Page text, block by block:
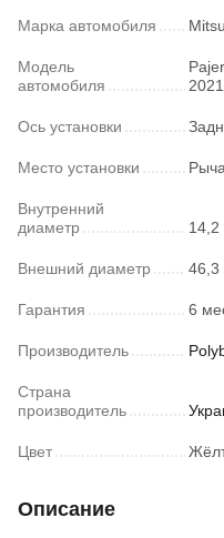
Марка автомобиля
Модель
автомобиля
Ось установки
Место установки
Внутренний
диаметр
Внешний диаметр
Гарантия 6
Производитель
Страна
производитель
Цвет
Описание